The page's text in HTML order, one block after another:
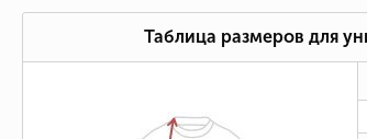
Таблица размеров для